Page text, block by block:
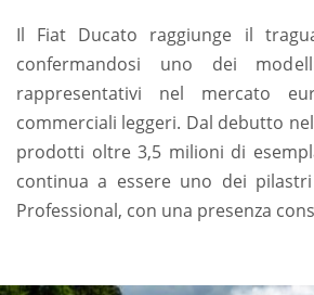
Il Fiat Ducato raggiunge il
confermandosi uno dei
rappresentativi nel mercato
commerciali leggeri. Dal debutto
prodotti oltre 3,5 milioni di
continua a essere uno dei
Professional, con una presenza